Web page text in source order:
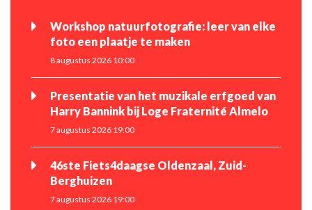
Workshop natuurfotografie: leer van elke
foto een plaatje te maken
8 augustus 2026 10:00
Presentatie van het muzikale erfgoed van
Harry Bannink bij Loge Fraternité Almelo
7 augustus 2026 19:00
46ste Fiets4daagse Oldenzaal, Zuid-
Berghuizen
7 augustus 2026 19:00